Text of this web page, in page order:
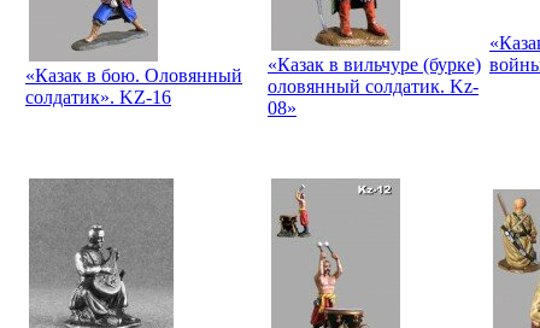
«Казак в бою. Оловянный
солдатик». KZ-16
«Казак в вильчуре (бурке)
оловянный солдатик. Kz-
08»